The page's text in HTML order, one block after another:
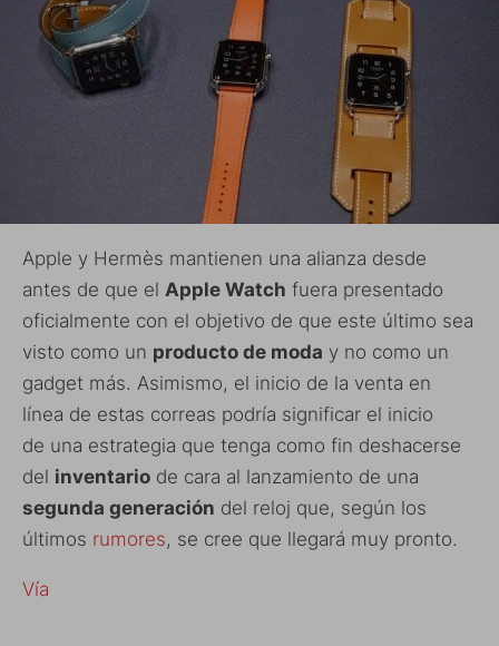
Apple y Hermès mantienen una alianza desde
antes de que el Apple Watch fuera presentado
oficialmente con el objetivo de que este último sea
visto como un producto de moda y no como un
gadget más. Asimismo, el inicio de la venta en
línea de estas correas podría significar el inicio
de una estrategia que tenga como fin deshacerse
del inventario de cara al lanzamiento de una
segunda generación del reloj que, según los
últimos rumores, se cree que llegará muy pronto.
Vía